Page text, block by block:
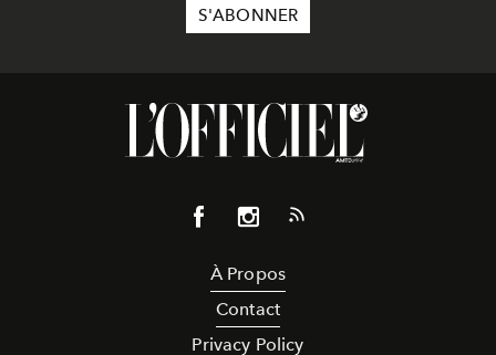
À Propos
Contact
Privacy Policy